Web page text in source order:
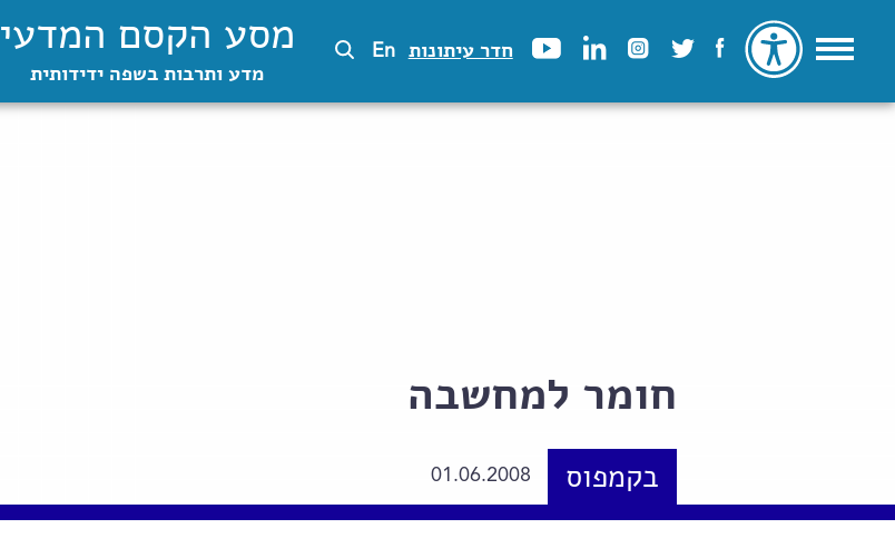
חדר עיתונות En מסע הקסם המדעי
מדע ותרבות בשפה ידידותית
חומר למחשבה
בקמפוס 01.06.2008